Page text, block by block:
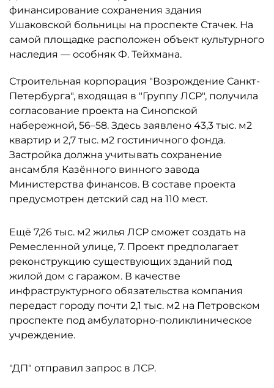
финансирование сохранения здания
Ушаковской больницы на проспекте Стачек. На
самой площадке расположен объект культурного
наследия — особняк Ф. Тейхмана.
Строительная корпорация "Возрождение Санкт-
Петербурга", входящая в "Группу ЛСР", получила
согласование проекта на Синопской
набережной, 56–58. Здесь заявлено 43,3 тыс. м2
квартир и 2,7 тыс. м2 гостиничного фонда.
Застройка должна учитывать сохранение
ансамбля Казённого винного завода
Министерства финансов. В составе проекта
предусмотрен детский сад на 110 мест.
Ещё 7,26 тыс. м2 жилья ЛСР сможет создать на
Ремесленной улице, 7. Проект предполагает
реконструкцию существующих зданий под
жилой дом с гаражом. В качестве
инфраструктурного обязательства компания
передаст городу почти 2,1 тыс. м2 на Петровском
проспекте под амбулаторно-поликлиническое
учреждение.
"ДП" отправил запрос в ЛСР.